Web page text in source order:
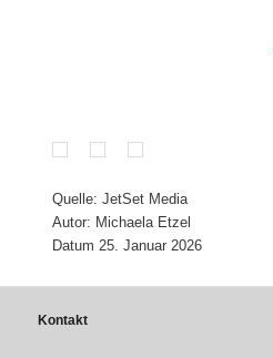
Quelle: JetSet Media
Autor: Michaela Etzel
Datum 25. Januar 2026
Kontakt